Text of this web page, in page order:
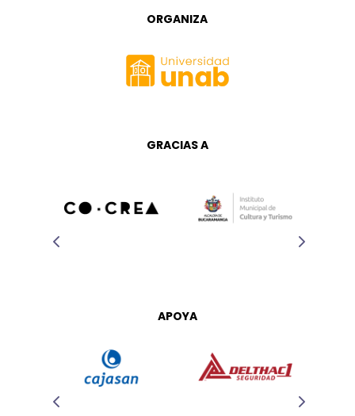
ORGANIZA
GRACIAS A
APOYA